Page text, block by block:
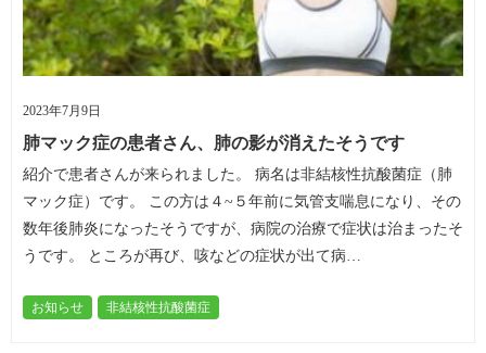
2023年7月9日
肺マック症の患者さん、肺の影が消えたそうです
紹介で患者さんが来られました。 病名は非結核性抗酸菌症（肺
マック症）です。 この方は４~５年前に気管支喘息になり、その
数年後肺炎になったそうですが、病院の治療で症状は治まったそ
うです。 ところが再び、咳などの症状が出て病…
お知らせ 非結核性抗酸菌症